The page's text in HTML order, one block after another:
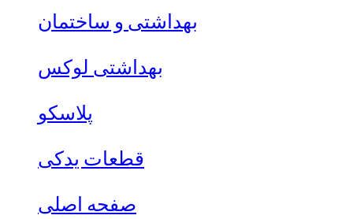
بهداشتی و ساختمان
بهداشتی لوکس
پلاسکو
قطعات یدکی
صفحه اصلی